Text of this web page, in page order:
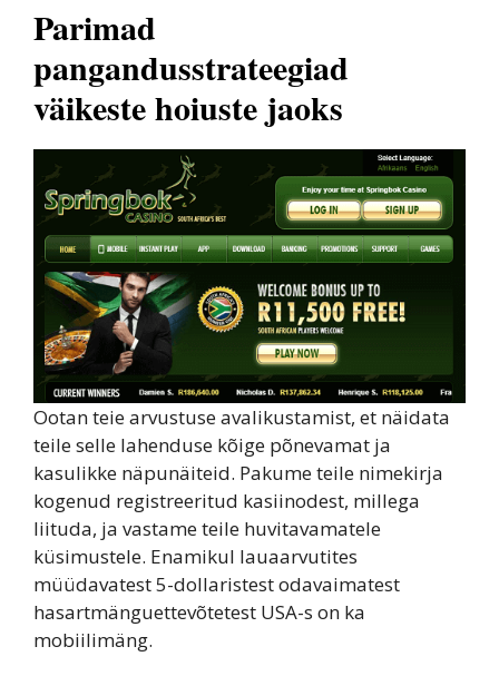
Parimad
pangandusstrateegiad
väikeste hoiuste jaoks
Ootan teie arvustuse avalikustamist, et näidata
teile selle lahenduse kõige põnevamat ja
kasulikke näpunäiteid. Pakume teile nimekirja
kogenud registreeritud kasiinodest, millega
liituda, ja vastame teile huvitavamatele
küsimustele. Enamikul lauaarvutites
müüdavatest 5-dollaristest odavaimatest
hasartmänguettevõtetest USA-s on ka
mobiilimäng.